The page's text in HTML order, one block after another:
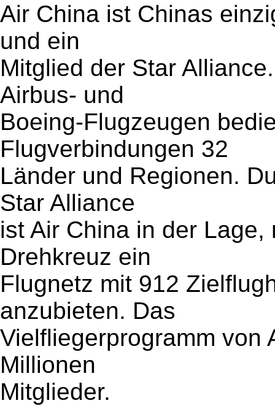
Air China ist Chinas
und ein
Mitglied der Star
Airbus- und
Boeing-Flugzeugen
Flugverbindungen 32
Länder und Regionen.
Star Alliance
ist Air China in der
Drehkreuz ein
Flugnetz mit 912
anzubieten. Das
Vielfliegerprogramm von
Millionen
Mitglieder.